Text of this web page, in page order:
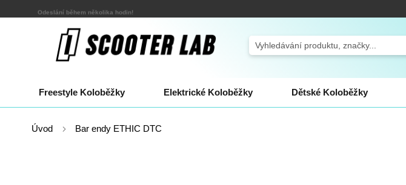
na
Odeslání během několika hodin!
Search
Freestyle Koloběžky Elektrické Koloběžky Dětské Koloběžky
Úvod Bar endy ETHIC DTC